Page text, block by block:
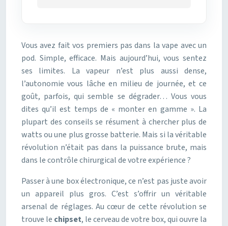
Vous avez fait vos premiers pas dans la vape avec un
pod. Simple, efficace. Mais aujourd’hui, vous sentez
ses limites. La vapeur n’est plus aussi dense,
l’autonomie vous lâche en milieu de journée, et ce
goût, parfois, qui semble se dégrader… Vous vous
dites qu’il est temps de « monter en gamme ». La
plupart des conseils se résument à chercher plus de
watts ou une plus grosse batterie. Mais si la véritable
révolution n’était pas dans la puissance brute, mais
dans le contrôle chirurgical de votre expérience ?
Passer à une box électronique, ce n’est pas juste avoir
un appareil plus gros. C’est s’offrir un véritable
arsenal de réglages. Au cœur de cette révolution se
trouve le chipset, le cerveau de votre box, qui ouvre la